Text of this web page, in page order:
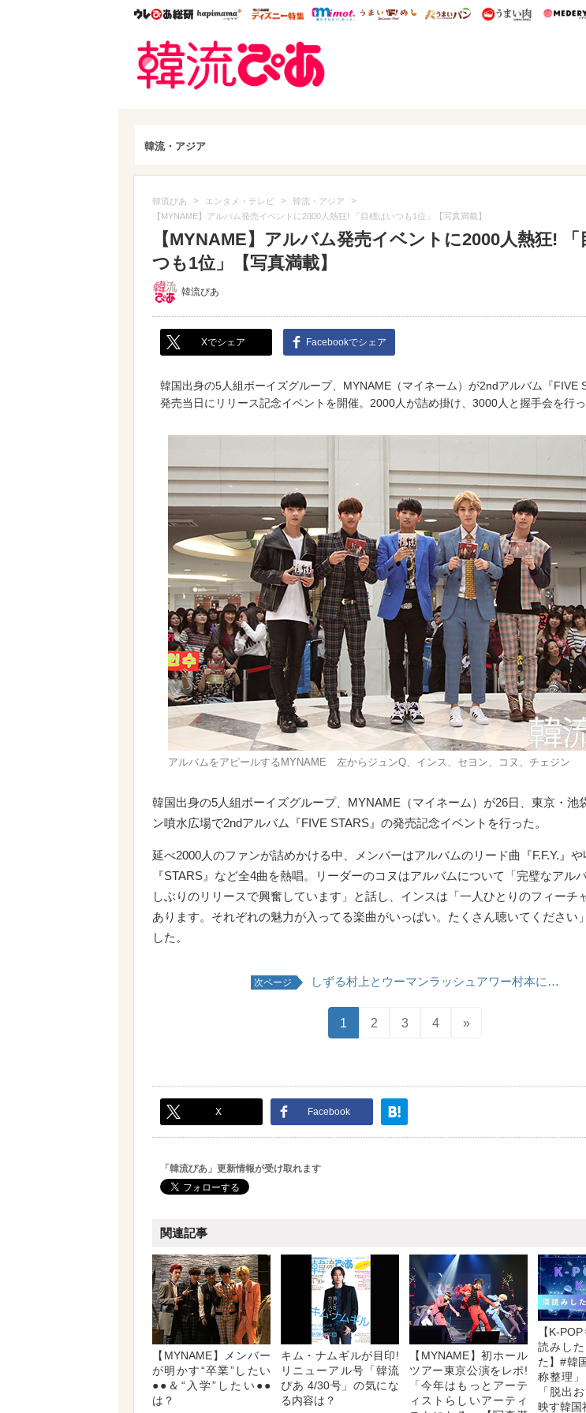
ウレぴあ総研ハピママ* ウレぴあ総研 ディズニー特集
mimot. うまいめし うまいパン うまい肉
韓流・アジア
韓流ぴあ > エンタメ・テレビ > 韓流・アジア >
【MYNAME】アルバム発売イベントに2000人熱狂! 「目標はいつも1位」【写真満載】
【MYNAME】アルバム発売イベントに2000人熱狂! 「
つも1位」【写真満載】
韓流ぴあ
Xでシェア Facebookでシェア
韓国出身の5人組ボーイズグループ、MYNAME（マイネーム）が2ndアルバム『FIVE
発売当日にリリース記念イベントを開催。2000人が詰め掛け、3000人と握手会を行っ
アルバムをアピールするMYNAME 左からジュンQ、インス、セヨン、コヌ、チェジン
韓国出身の5人組ボーイズグループ、MYNAME（マイネーム）が26日、東京・池
ン噴水広場で2ndアルバム『FIVE STARS』の発売記念イベントを行った。
延べ2000人のファンが詰めかける中、メンバーはアルバムのリード曲『F.F.Y.』や
『STARS』など全4曲を熱唱。リーダーのコヌはアルバムについて「完璧なアル
しぶりのリリースで興奮しています」と話し、インスは「一人ひとりのフィーチ
あります。それぞれの魅力が入ってる楽曲がいっぱい。たくさん聴いてください
した。
次ページ しずる村上とウーマンラッシュアワー村本に…
1 2 3 4 »
X Facebook
「韓流ぴあ」更新情報が受け取れます
関連記事
【MYNAME】メンバー
が明かす“卒業”したい
●●＆“入学”したい●●
は？
キム・ナムギルが目印!
リニューアル号「韓流
ぴあ 4/30号」の気にな
る内容は？
【MYNAME】初ホール
ツアー東京公演をレポ!
「今年はもっとアーテ
ィストらしいアーティ
【K-
読みし
た】#韓
称整理」
「脱出
映す韓国